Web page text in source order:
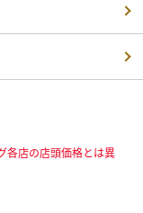
各店の店頭価格とは異